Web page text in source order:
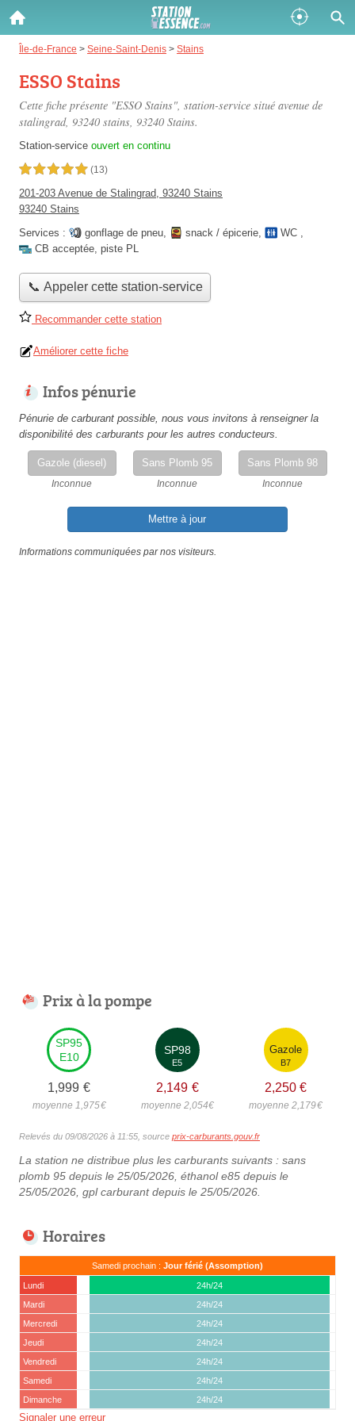
Île-de-France > Seine-Saint-Denis > Stains
ESSO Stains
Cette fiche présente "ESSO Stains", station-service situé avenue de
stalingrad, 93240 stains, 93240 Stains.
Station-service ouvert en continu
5,0 étoiles sur 5 (13)
201-203 Avenue de Stalingrad, 93240 Stains
93240 Stains
Services :
gonflage de pneu, snack / épicerie, WC ,
CB acceptée, piste PL
📞 Appeler cette station-service
Recommander cette station
Améliorer cette fiche
Infos pénurie
Pénurie de carburant possible, nous vous invitons à renseigner la
disponibilité des carburants pour les autres conducteurs.
Gazole (diesel)
Inconnue
Sans Plomb 95
Inconnue
Sans Plomb 98
Inconnue
Mettre à jour
Informations communiquées par nos visiteurs.
Prix à la pompe
SP95
E10
1,999 €
moyenne 1,975€
SP98
E5
2,149 €
moyenne 2,054€
Gazole
B7
2,250 €
moyenne 2,179€
Relevés du 09/08/2026 à 11:55, source prix-carburants.gouv.fr
La station ne distribue plus les carburants suivants : sans
plomb 95 depuis le 25/05/2026, éthanol e85 depuis le
25/05/2026, gpl carburant depuis le 25/05/2026.
Horaires
Samedi prochain : Jour férié (Assomption)
Lundi
24h/24
Mardi
24h/24
Mercredi
24h/24
Jeudi
24h/24
Vendredi
24h/24
Samedi
24h/24
Dimanche
24h/24
Signaler une erreur
Gazole :
Disponible
SP 98 :
Disponible
SP 95 :